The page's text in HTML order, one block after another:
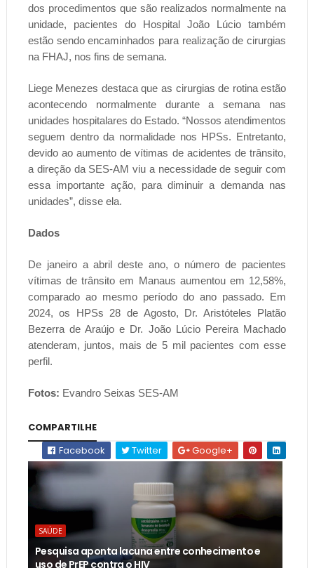
dos procedimentos que são realizados normalmente na
unidade, pacientes do Hospital João Lúcio também
estão sendo encaminhados para realização de cirurgias
na FHAJ, nos fins de semana.
Liege Menezes destaca que as cirurgias de rotina estão
acontecendo normalmente durante a semana nas
unidades hospitalares do Estado. “Nossos atendimentos
seguem dentro da normalidade nos HPSs. Entretanto,
devido ao aumento de vítimas de acidentes de trânsito,
a direção da SES-AM viu a necessidade de seguir com
essa importante ação, para diminuir a demanda nas
unidades”, disse ela.
Dados
De janeiro a abril deste ano, o número de pacientes
vítimas de trânsito em Manaus aumentou em 12,58%,
comparado ao mesmo período do ano passado. Em
2024, os HPSs 28 de Agosto, Dr. Aristóteles Platão
Bezerra de Araújo e Dr. João Lúcio Pereira Machado
atenderam, juntos, mais de 5 mil pacientes com esse
perfil.
Fotos: Evandro Seixas SES-AM
COMPARTILHE
Facebook
Twitter Google+
SAÚDE
Pesquisa aponta lacuna entre conhecimento e
uso de PrEP contra o HIV